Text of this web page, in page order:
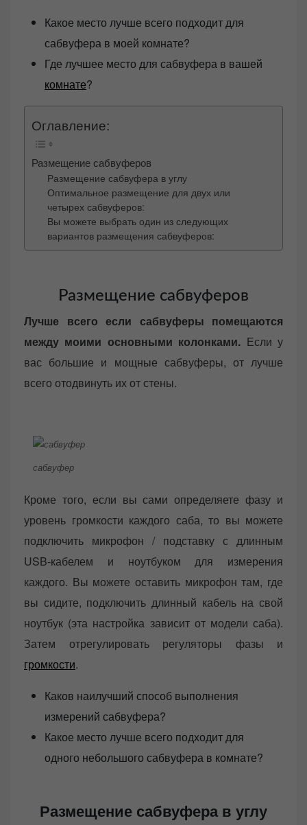
Какое место лучше всего подходит для
сабвуфера в моей комнате?
Где лучшее место для сабвуфера в вашей
комнате?
Оглавление:
Размещение сабвуферов
Размещение сабвуфера в углу
Оптимальное размещение для двух или
четырех сабвуферов:
Вы можете выбрать один из следующих
вариантов размещения сабвуферов:
Размещение сабвуферов
Лучше всего если сабвуферы помещаются
между моими основными колонками. Если у
вас большие и мощные сабвуферы, от лучше
всего отодвинуть их от стены.
сабвуфер
Кроме того, если вы сами определяете фазу и
уровень громкости каждого саба, то вы можете
подключить микрофон / подставку с длинным
USB-кабелем и ноутбуком для измерения
каждого. Вы можете оставить микрофон там, где
вы сидите, подключить длинный кабель на свой
ноутбук (эта настройка зависит от модели саба).
Затем отрегулировать регуляторы фазы и
громкости.
Каков наилучший способ выполнения
измерений сабвуфера?
Какое место лучше всего подходит для
одного небольшого сабвуфера в комнате?
Размещение сабвуфера в углу